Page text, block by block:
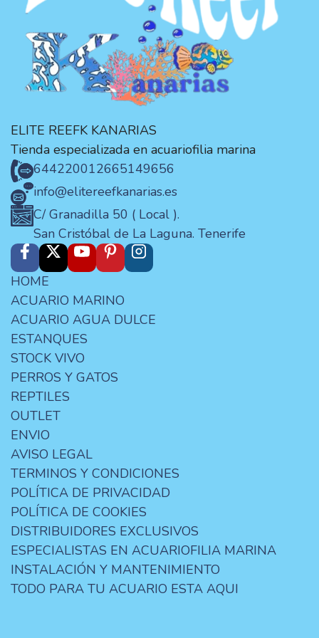
ELITE REEFK KANARIAS
Tienda especializada en acuariofilia marina
644220012665149656
info@elitereefkanarias.es
C/ Granadilla 50 ( Local ).
San Cristóbal de La Laguna. Tenerife
HOME
ACUARIO MARINO
ACUARIO AGUA DULCE
ESTANQUES
STOCK VIVO
PERROS Y GATOS
REPTILES
OUTLET
ENVIO
AVISO LEGAL
TERMINOS Y CONDICIONES
POLÍTICA DE PRIVACIDAD
POLÍTICA DE COOKIES
DISTRIBUIDORES EXCLUSIVOS
ESPECIALISTAS EN ACUARIOFILIA MARINA
INSTALACIÓN Y MANTENIMIENTO
TODO PARA TU ACUARIO ESTA AQUI